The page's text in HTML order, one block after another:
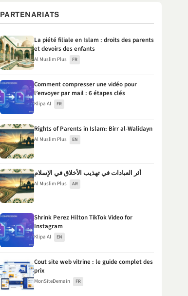
PARTENARIATS
La piété filiale en Islam : droits des parents
et devoirs des enfants
Al Muslim Plus FR
Comment compresser une vidéo pour
l’envoyer par mail : 6 étapes clés
Klipa AI FR
Rights of Parents in Islam: Birr al-Walidayn
Al Muslim Plus EN
أثر العبادات في تهذيب الأخلاق في الإسلام
Al Muslim Plus AR
Shrink Perez Hilton TikTok Video for
Instagram
Klipa AI EN
Cout site web vitrine : le guide complet des
prix
MonSiteDemain FR